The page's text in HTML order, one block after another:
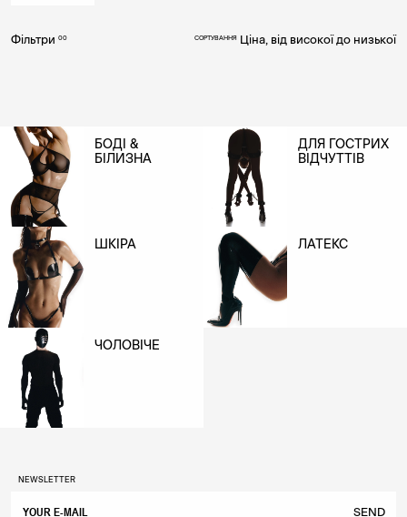
Фільтри 00 СОРТУВАННЯ Ціна, від високої до низької
БОДІ &
БІЛИЗНА
ДЛЯ ГОСТРИХ
ВІДЧУТТІВ
ШКІРА ЛАТЕКС
ЧОЛОВІЧЕ
NEWSLETTER
SEND